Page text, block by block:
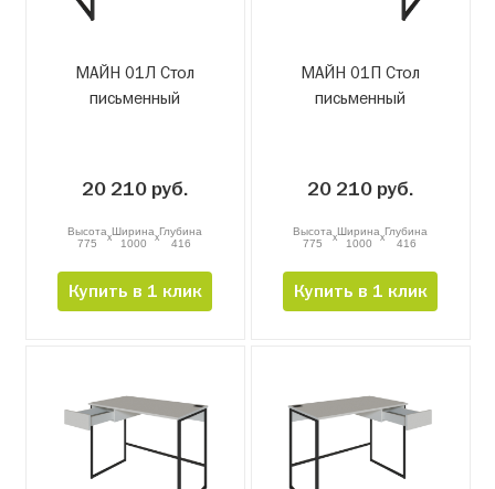
МАЙН 01Л Стол
письменный
20 210 руб.
Высота
775
xШирина
1000
xГлубина
416
Купить в 1 клик
МАЙН 01П Стол
письменный
20 210 руб.
Высота
775
xШирина
1000
xГлубина
416
Купить в 1 клик